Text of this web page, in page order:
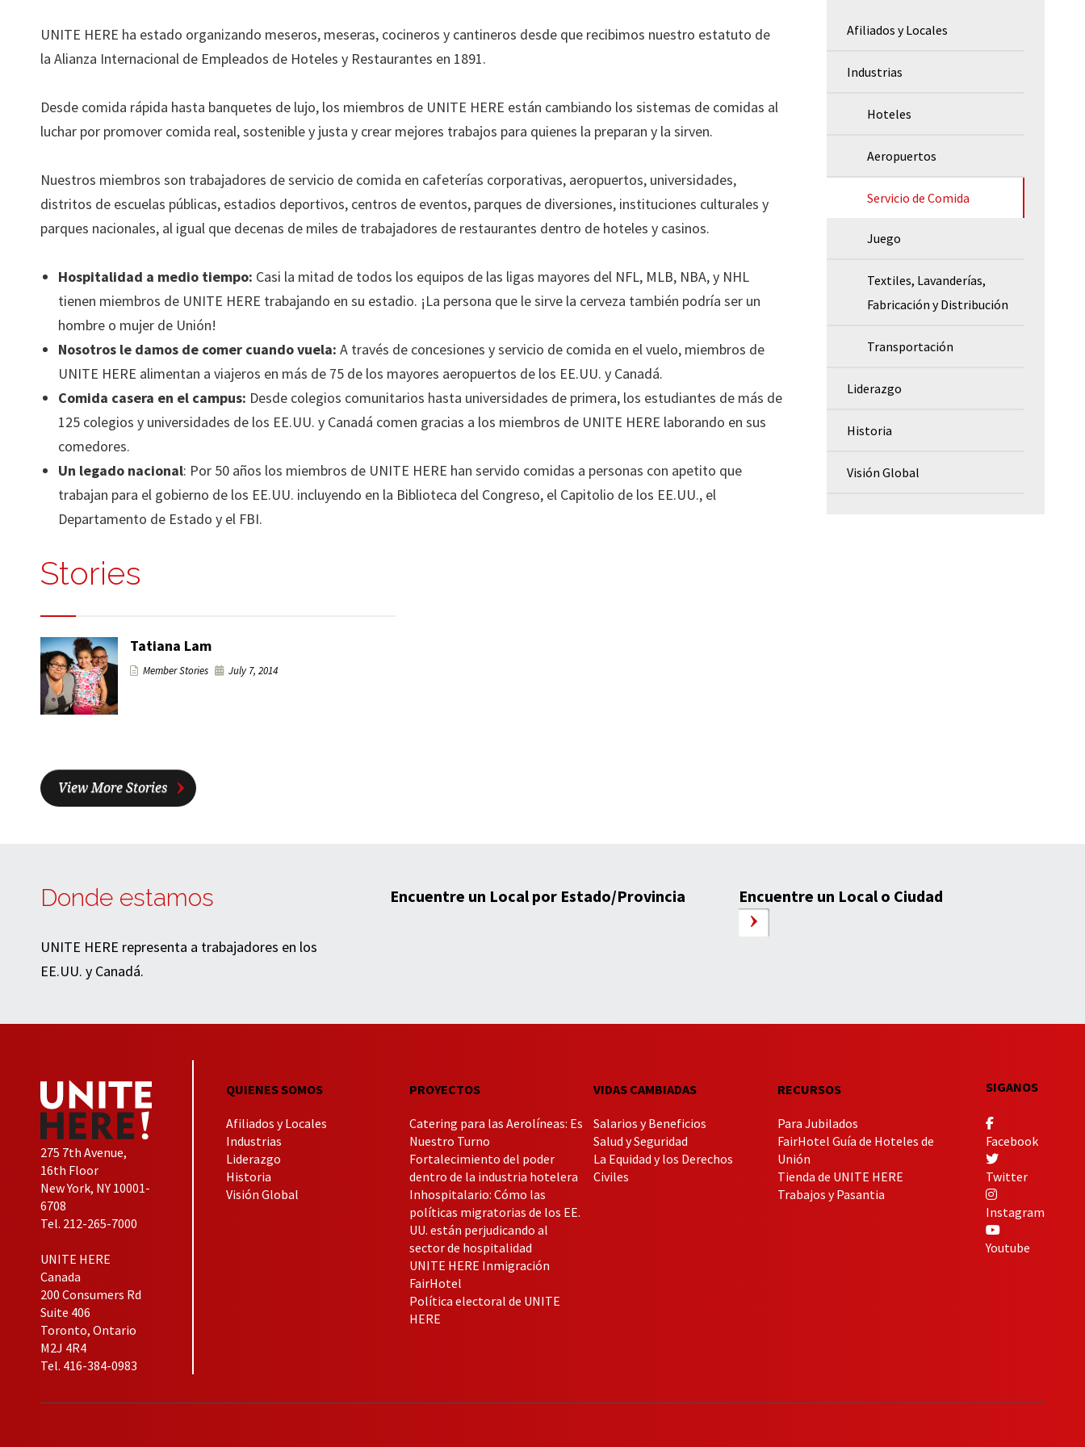
UNITE HERE ha estado organizando meseros, meseras, cocineros y cantineros desde que recibimos nuestro estatuto de
la Alianza Internacional de Empleados de Hoteles y Restaurantes en 1891.
Desde comida rápida hasta banquetes de lujo, los miembros de UNITE HERE están cambiando los sistemas de comidas al
luchar por promover comida real, sostenible y justa y crear mejores trabajos para quienes la preparan y la sirven.
Nuestros miembros son trabajadores de servicio de comida en cafeterías corporativas, aeropuertos, universidades,
distritos de escuelas públicas, estadios deportivos, centros de eventos, parques de diversiones, instituciones culturales y
parques nacionales, al igual que decenas de miles de trabajadores de restaurantes dentro de hoteles y casinos.
Hospitalidad a medio tiempo: Casi la mitad de todos los equipos de las ligas mayores del NFL, MLB, NBA, y NHL
tienen miembros de UNITE HERE trabajando en su estadio. ¡La persona que le sirve la cerveza también podría ser un
hombre o mujer de Unión!
Nosotros le damos de comer cuando vuela: A través de concesiones y servicio de comida en el vuelo, miembros de
UNITE HERE alimentan a viajeros en más de 75 de los mayores aeropuertos de los EE.UU. y Canadá.
Comida casera en el campus: Desde colegios comunitarios hasta universidades de primera, los estudiantes de más de
125 colegios y universidades de los EE.UU. y Canadá comen gracias a los miembros de UNITE HERE laborando en sus
comedores.
Un legado nacional: Por 50 años los miembros de UNITE HERE han servido comidas a personas con apetito que
trabajan para el gobierno de los EE.UU. incluyendo en la Biblioteca del Congreso, el Capitolio de los EE.UU., el
Departamento de Estado y el FBI.
Stories
Tatiana Lam
Member Stories July 7, 2014
View More Stories
Afiliados y Locales
Industrias
Hoteles
Aeropuertos
Servicio de Comida
Juego
Textiles, Lavanderías,
Fabricación y Distribución
Transportación
Liderazgo
Historia
Visión Global
Donde estamos
UNITE HERE representa a trabajadores en los
EE.UU. y Canadá.
Encuentre un Local por Estado/Provincia Encuentre un Local o Ciudad
275 7th Avenue,
16th Floor
New York, NY 10001-
6708
Tel. 212-265-7000
UNITE HERE
Canada
200 Consumers Rd
Suite 406
Toronto, Ontario
M2J 4R4
Tel. 416-384-0983
QUIENES SOMOS
Afiliados y Locales
Industrias
Liderazgo
Historia
Visión Global
PROYECTOS
Catering para las Aerolíneas: Es
Nuestro Turno
Fortalecimiento del poder
dentro de la industria hotelera
Inhospitalario: Cómo las
políticas migratorias de los EE.
UU. están perjudicando al
sector de hospitalidad
UNITE HERE Inmigración
FairHotel
Política electoral de UNITE
HERE
VIDAS CAMBIADAS
Salarios y Beneficios
Salud y Seguridad
La Equidad y los Derechos
Civiles
RECURSOS
Para Jubilados
FairHotel Guía de Hoteles de
Unión
Tienda de UNITE HERE
Trabajos y Pasantia
SIGANOS
Facebook
Twitter
Instagram
Youtube